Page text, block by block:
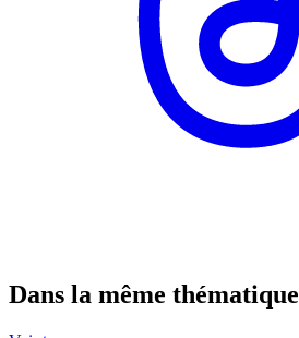
Dans la même thématique